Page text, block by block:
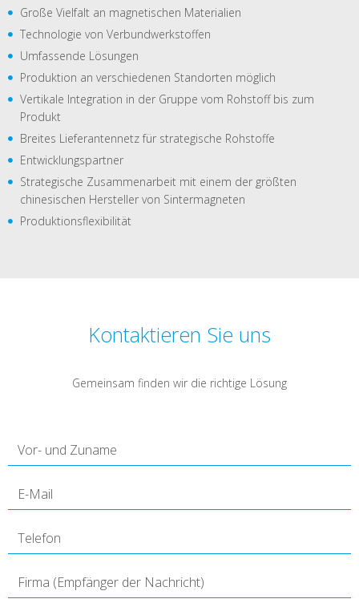
Große Vielfalt an magnetischen Materialien
Technologie von Verbundwerkstoffen
Umfassende Lösungen
Produktion an verschiedenen Standorten möglich
Vertikale Integration in der Gruppe vom Rohstoff bis zum
Produkt
Breites Lieferantennetz für strategische Rohstoffe
Entwicklungspartner
Strategische Zusammenarbeit mit einem der größten
chinesischen Hersteller von Sintermagneten
Produktionsflexibilität
Kontaktieren Sie uns
Gemeinsam finden wir die richtige Lösung